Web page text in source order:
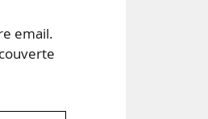
email.